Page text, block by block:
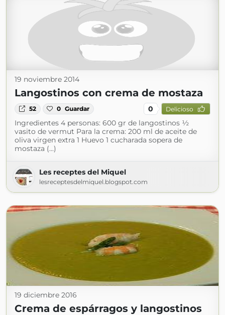
19 noviembre 2014
Langostinos con crema de mostaza
52 0 Guardar 0 Delicioso
Ingredientes 4 personas: 600 gr de langostinos ½
vasito de vermut Para la crema: 200 ml de aceite de
oliva virgen extra 1 Huevo 1 cucharada sopera de
mostaza (...)
Les receptes del Miquel
lesreceptesdelmiquel.blogspot.com
19 diciembre 2016
Crema de espárragos y langostinos